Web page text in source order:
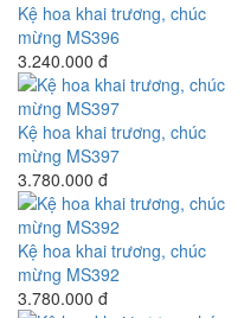
Kệ hoa khai trương, chúc
mừng MS396
3.240.000 đ
Kệ hoa khai trương, chúc
mừng MS397
3.780.000 đ
Kệ hoa khai trương, chúc
mừng MS392
3.780.000 đ